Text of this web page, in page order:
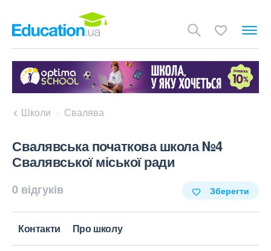
Школи Свалява
Свалявська початкова школа №4
Свалявської міської ради
0 відгуків Зберегти
Контакти Про школу